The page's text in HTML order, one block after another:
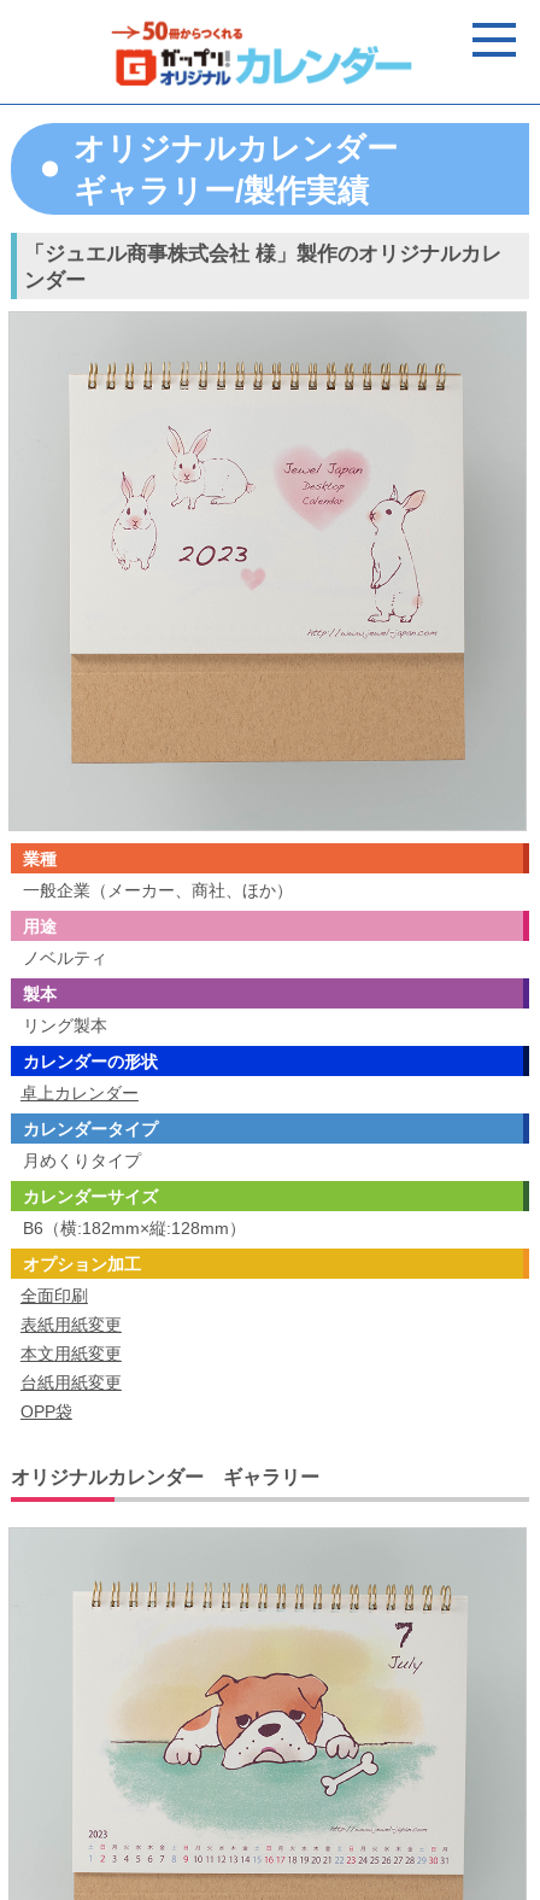
オリジナルカレンダー
ギャラリー/製作実績
「ジュエル商事株式会社 様」製作のオリジナルカレ
ンダー
業種
一般企業（メーカー、商社、ほか）
用途
ノベルティ
製本
リング製本
カレンダーの形状
卓上カレンダー
カレンダータイプ
月めくりタイプ
カレンダーサイズ
B6（横:182mm×縦:128mm）
オプション加工
全面印刷
表紙用紙変更
本文用紙変更
台紙用紙変更
OPP袋
オリジナルカレンダー ギャラリー